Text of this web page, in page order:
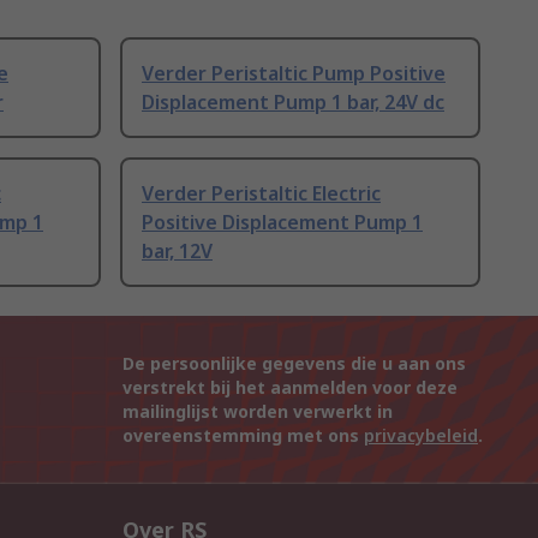
Verder Peristaltic Pump Positive
Displacement Pump 1 bar, 24V dc
1
Verder Peristaltic Electric
Positive Displacement Pump 1
bar, 12V
De persoonlijke gegevens die u aan ons
verstrekt bij het aanmelden voor deze
mailinglijst worden verwerkt in
overeenstemming met ons privacybeleid.
Over RS